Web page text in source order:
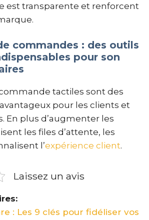
est transparente et renforcent
commandes : des outils
pour son
tactiles sont des
pour les clients et
En plus d’augmenter les
les files d’attente, les
l’expérience client.
Laissez un avis
: Les 9 clés pour fidéliser vos